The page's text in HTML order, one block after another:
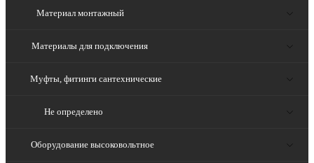
Материал монтажный
Материалы для подключения
Муфты, фитинги сантехнические
Не определено
Оборудование высоковольтное